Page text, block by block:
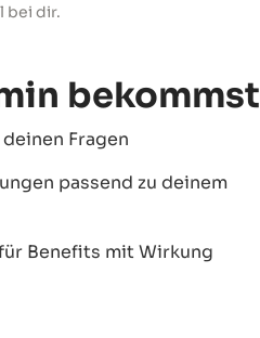
bei dir.
bekommst
Fragen
passend zu deinem
Benefits mit Wirkung